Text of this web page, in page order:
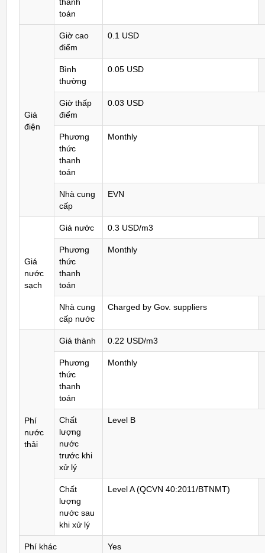
toán
Giá
điện
Giờ cao
điểm
0.1 USD
Bình
thường
0.05 USD
Giờ thấp
điểm
0.03 USD
Phương
thức
thanh
toán
Monthly
Nhà cung
cấp
EVN
Giá
nước
sạch
Giá nước 0.3 USD/m3
Phương
thức
thanh
toán
Monthly
Nhà cung
cấp nước
Charged by Gov. suppliers
Phí
nước
thải
Giá thành 0.22 USD/m3
Phương
thức
thanh
toán
Monthly
Chất
lượng
nước
trước khi
xử lý
Level B
Chất
lượng
nước sau
khi xử lý
Level A (QCVN 40:2011/BTNMT)
Phí khác Yes